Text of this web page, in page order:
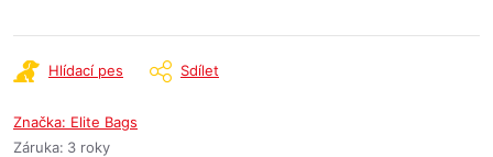
Hlídací pes Sdílet
Značka: Elite Bags
Záruka: 3 roky